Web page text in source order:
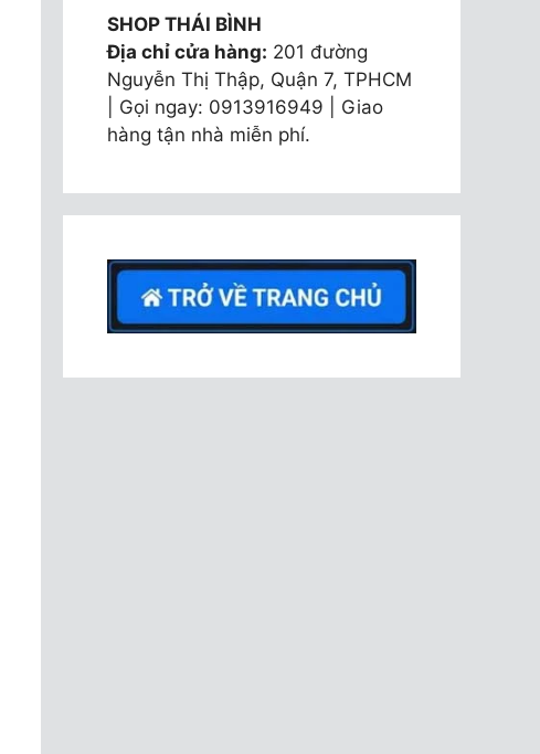
SHOP THÁI BÌNH
Địa chỉ cửa hàng: 201 đường
Nguyễn Thị Thập, Quận 7, TPHCM
| Gọi ngay: 0913916949 | Giao
hàng tận nhà miễn phí.